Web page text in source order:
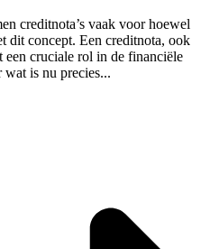
creditnota’s vaak voor hoewel
dit concept. Een creditnota, ook
een cruciale rol in de financiële
is nu precies...